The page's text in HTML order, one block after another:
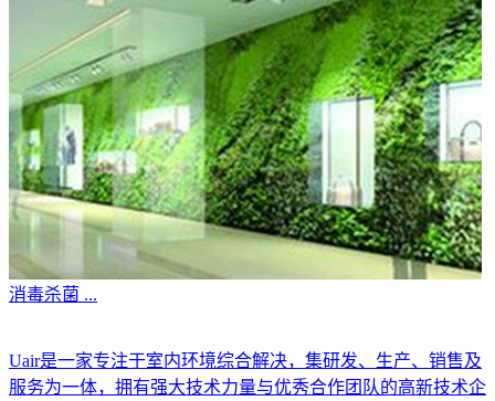
消毒杀菌 ...
Uair是一家专注于室内环境综合解决，集研发、生产、销售及
服务为一体，拥有强大技术力量与优秀合作团队的高新技术企